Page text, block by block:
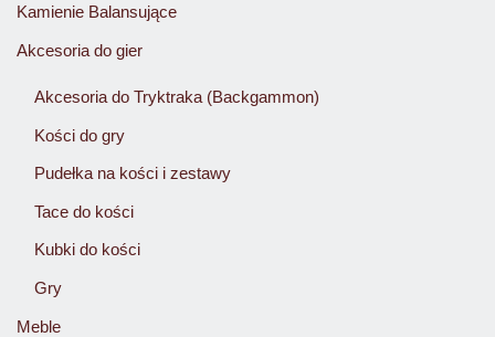
Kamienie Balansujące
Akcesoria do gier
Akcesoria do Tryktraka (Backgammon)
Kości do gry
Pudełka na kości i zestawy
Tace do kości
Kubki do kości
Gry
Meble